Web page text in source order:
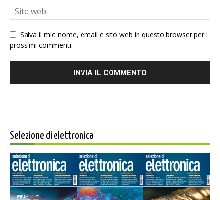
Salva il mio nome, email e sito web in questo browser per i
prossimi commenti.
Selezione di elettronica